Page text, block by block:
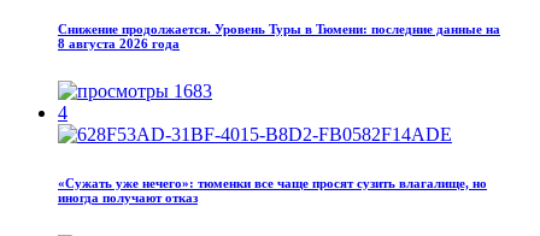
Снижение продолжается. Уровень Туры в Тюмени: последние данные на
8 августа 2026 года
1683
4
«Сужать уже нечего»: тюменки все чаще просят сузить влагалище, но
иногда получают отказ